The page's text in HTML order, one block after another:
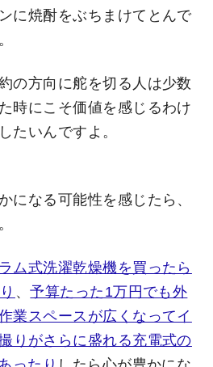
に焼酎をぶちまけてとんで
の方向に舵を切る人は少数
時にこそ価値を感じるわけ
たいんですよ。
になる可能性を感じたら、
ム式洗濯乾燥機を買ったら
、予算たった1万円でも外
業スペースが広くなってイ
りがさらに盛れる充電式の